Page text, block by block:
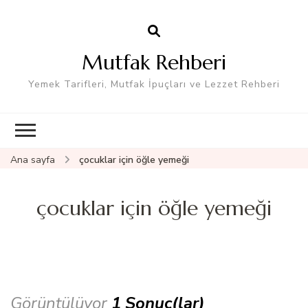
Mutfak Rehberi
Yemek Tarifleri, Mutfak İpuçları ve Lezzet Rehberi
Ana sayfa çocuklar için öğle yemeği
çocuklar için öğle yemeği
Görüntülüyor 1 Sonuç(lar)